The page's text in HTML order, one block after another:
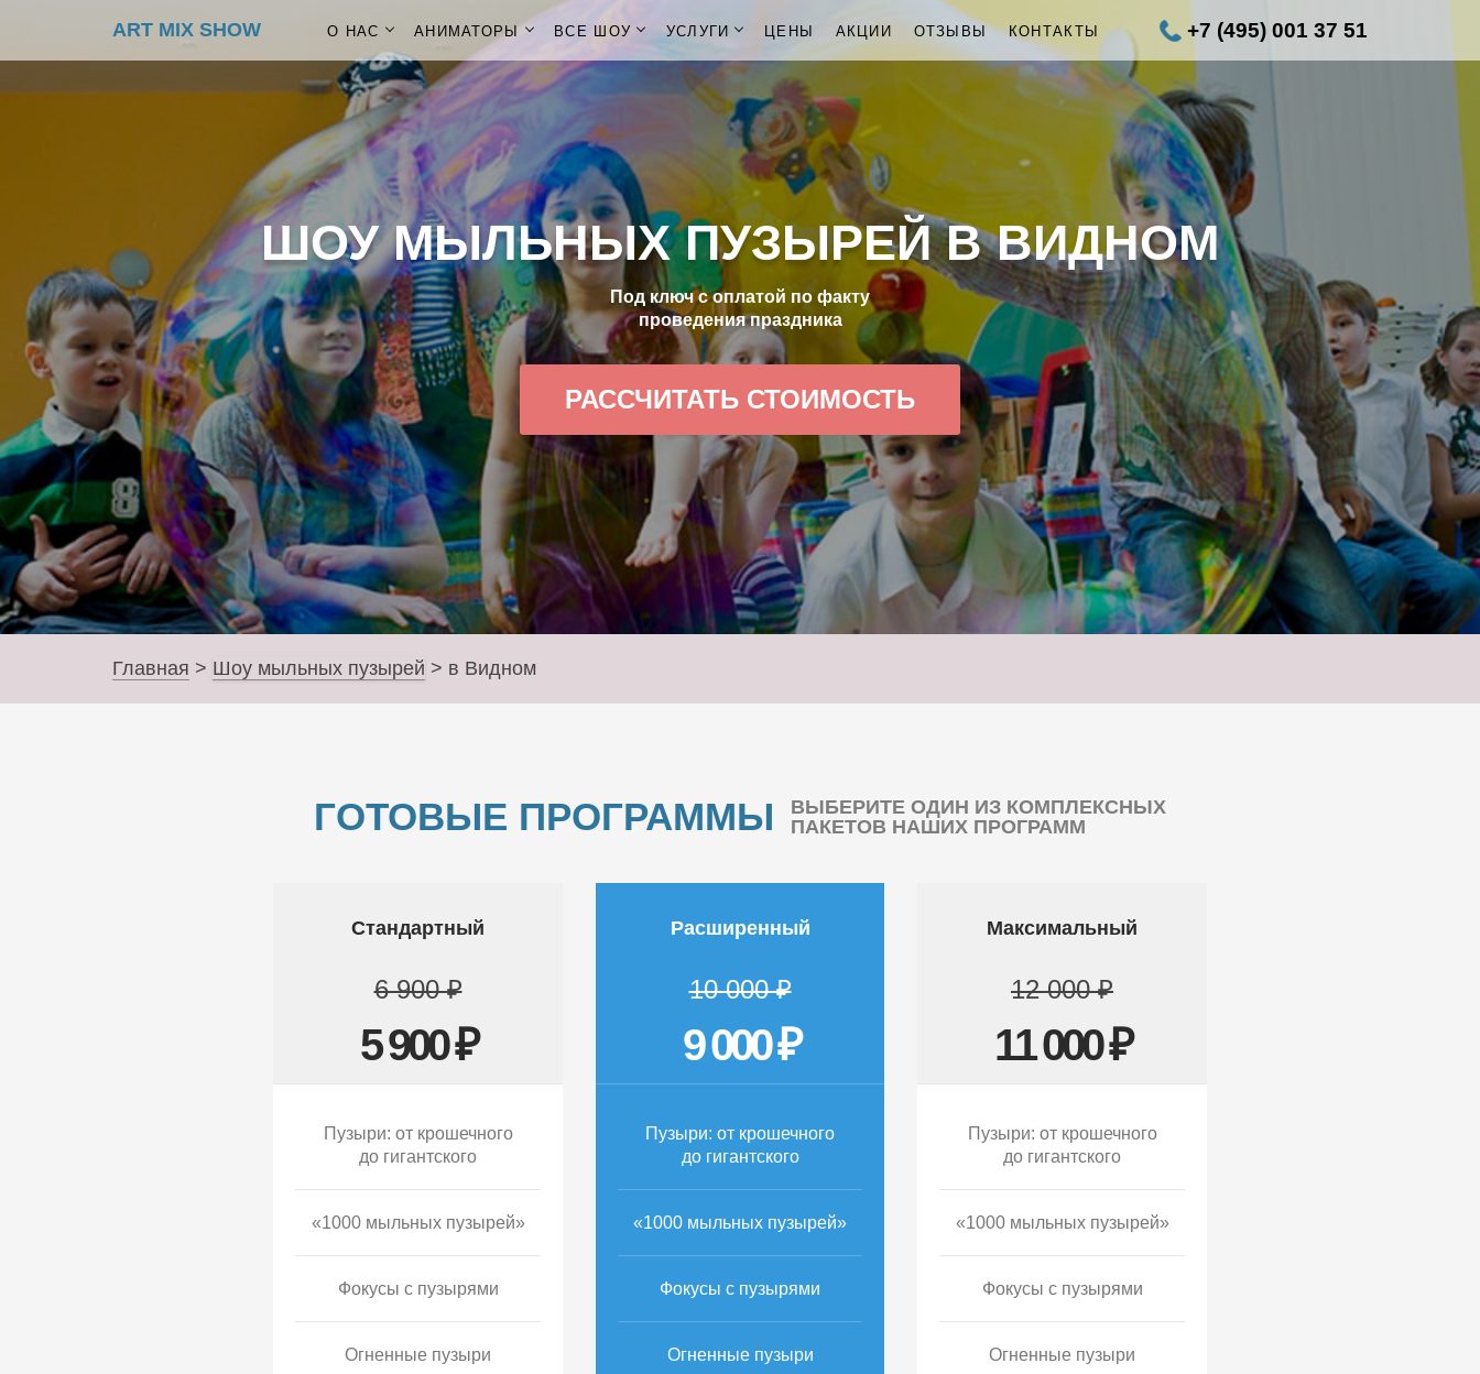
ART MIX SHOW О НАС АНИМАТОРЫ ВСЕ ШОУ УСЛУГИ ЦЕНЫ АКЦИИ ОТЗЫВЫ КОНТАКТЫ +7 (495) 001 37 51
ШОУ МЫЛЬНЫХ ПУЗЫРЕЙ В ВИДНОМ
Под ключ с оплатой по факту
проведения праздника
РАССЧИТАТЬ СТОИМОСТЬ
Главная > Шоу мыльных пузырей > в Видном
ГОТОВЫЕ ПРОГРАММЫ
ВЫБЕРИТЕ ОДИН ИЗ КОМПЛЕКСНЫХ
ПАКЕТОВ НАШИХ ПРОГРАММ
Стандартный
6 900 ₽
5 900 ₽
Пузыри: от крошечного
до гигантского
«1000 мыльных пузырей»
Фокусы с пузырями
Огненные пузыри
Расширенный
10 000 ₽
9 000 ₽
Пузыри: от крошечного
до гигантского
«1000 мыльных пузырей»
Фокусы с пузырями
Огненные пузыри
Максимальный
12 000 ₽
11 000 ₽
Пузыри: от крошечного
до гигантского
«1000 мыльных пузырей»
Фокусы с пузырями
Огненные пузыри